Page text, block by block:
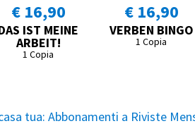
€ 16,90
IST MEINE
ARBEIT!
1 Copia
€ 16,90
VERBEN BINGO
1 Copia
tua: Abbonamenti a Riviste